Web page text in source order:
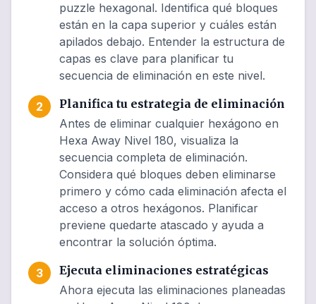
puzzle hexagonal. Identifica qué bloques
están en la capa superior y cuáles están
apilados debajo. Entender la estructura de
capas es clave para planificar tu
secuencia de eliminación en este nivel.
2
Planifica tu estrategia de eliminación
Antes de eliminar cualquier hexágono en
Hexa Away Nivel 180, visualiza la
secuencia completa de eliminación.
Considera qué bloques deben eliminarse
primero y cómo cada eliminación afecta el
acceso a otros hexágonos. Planificar
previene quedarte atascado y ayuda a
encontrar la solución óptima.
3
Ejecuta eliminaciones estratégicas
Ahora ejecuta las eliminaciones planeadas